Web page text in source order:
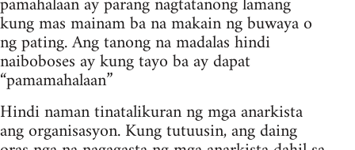
kung mas mainam ba na makain ng buwaya o
ng pating. Ang tanong na madalas hindi
naiboboses ay kung tayo ba ay dapat
“pamamahalaan”
Hindi naman tinatalikuran ng mga anarkista
ang organisasyon. Kung tutuusin, ang daing